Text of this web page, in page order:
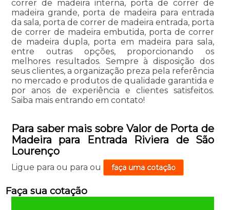
correr de madeira interna, porta de correr de
madeira grande, porta de madeira para entrada
da sala, porta de correr de madeira entrada, porta
de correr de madeira embutida, porta de correr
de madeira dupla, porta em madeira para sala,
entre outras opções, proporcionando os
melhores resultados. Sempre à disposição dos
seus clientes, a organização preza pela referência
no mercado e produtos de qualidade garantida e
por anos de experiência e clientes satisfeitos.
Saiba mais entrando em contato!
Para saber mais sobre Valor de Porta de
Madeira para Entrada Riviera de São
Lourenço
Ligue para ou para ou faça uma cotação
Faça sua cotação